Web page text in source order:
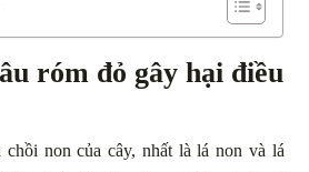
róm đỏ gây hại điều
non của cây, nhất là lá non và lá